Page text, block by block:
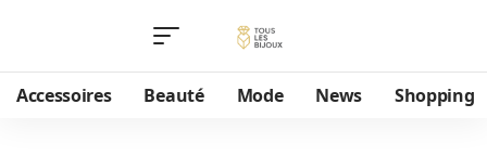
Accessoires Beauté Mode News Shopping